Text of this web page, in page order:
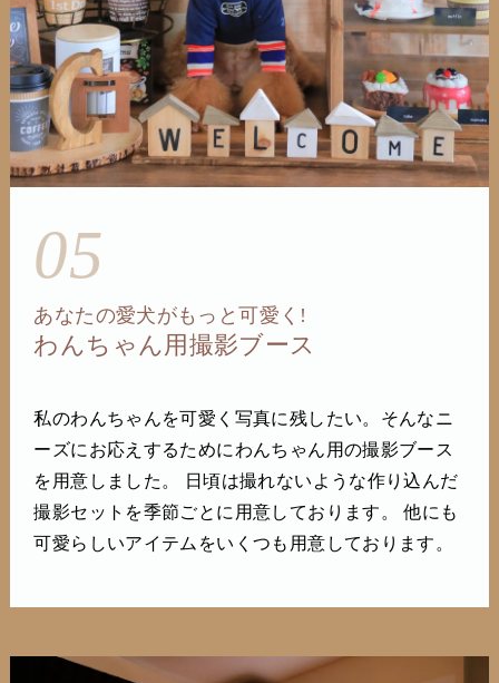
05
あなたの愛犬がもっと可愛く!
わんちゃん用撮影ブース
私のわんちゃんを可愛く写真に残したい。そんなニ
ーズにお応えするためにわんちゃん用の撮影ブース
を用意しました。 日頃は撮れないような作り込んだ
撮影セットを季節ごとに用意しております。 他にも
可愛らしいアイテムをいくつも用意しております。